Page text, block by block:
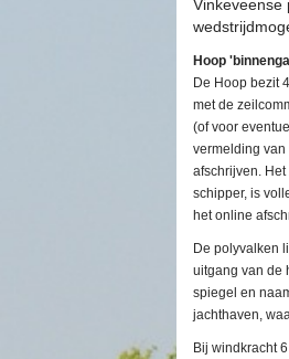
Vinkeveense
Hoop
De Hoop bezit
met de
(of voor
vermelding
afschrijven.
schipper, is
het online
De polyvalken
uitgang van de
spiegel en
jachthaven,
Bij windkracht